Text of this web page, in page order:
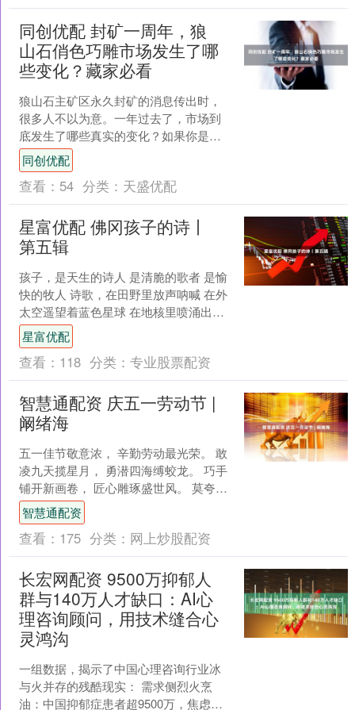
同创优配 封矿一周年，狼
山石俏色巧雕市场发生了哪
些变化？藏家必看
狼山石主矿区永久封矿的消息传出时，
很多人不以为意。一年过去了，市场到
底发生了哪些真实的变化？如果你是一
位狼山石俏色巧雕的收藏者或潜在买
家，以下信息值得关注。 一....
同创优配
查看： 54 分类： 天盛优配
星富优配 佛冈孩子的诗丨
第五辑
孩子，是天生的诗人 是清脆的歌者 是愉
快的牧人 诗歌，在田野里放声呐喊 在外
太空遥望着蓝色星球 在地核里喷涌出炽
热火花 很多，很多 孩子们在写诗 孩子们
在写诗 ....
星富优配
查看： 118 分类： 专业股票配资
智慧通配资 庆五一劳动节 |
阚绪海
五一佳节敬意浓， 辛勤劳动最光荣。 敢
凌九天揽星月， 勇潜四海缚蛟龙。 巧手
铺开新画卷， 匠心雕琢盛世风。 莫夸神
力能移岳， 人民方是真英雄。 作者简介
阚绪海....
智慧通配资
查看： 175 分类： 网上炒股配资
长宏网配资 9500万抑郁人
群与140万人才缺口：AI心
理咨询顾问，用技术缝合心
灵鸿沟
一组数据，揭示了中国心理咨询行业冰
与火并存的残酷现实： 需求侧烈火烹
油：中国抑郁症患者超9500万，焦虑障